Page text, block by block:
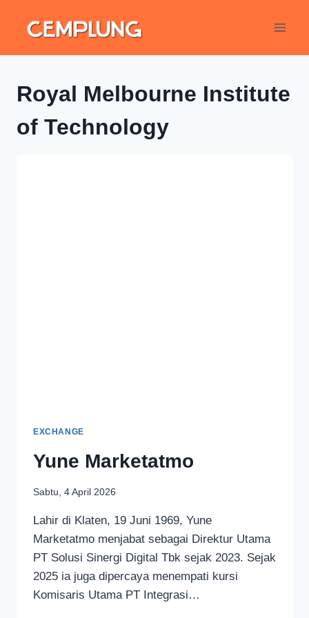
Royal Melbourne Institute
of Technology
EXCHANGE
Yune Marketatmo
Sabtu, 4 April 2026
Lahir di Klaten, 19 Juni 1969, Yune
Marketatmo menjabat sebagai Direktur Utama
PT Solusi Sinergi Digital Tbk sejak 2023. Sejak
2025 ia juga dipercaya menempati kursi
Komisaris Utama PT Integrasi…